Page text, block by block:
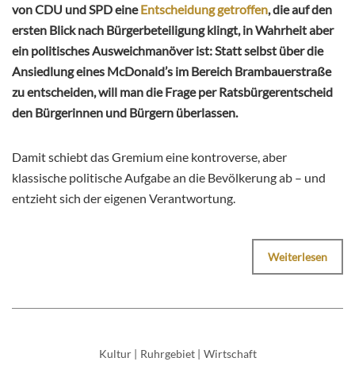
von CDU und SPD eineEntscheidung getroffen, die auf den
ersten Blick nach Bürgerbeteiligung klingt, in Wahrheit aber
ein politisches Ausweichmanöver ist: Statt selbst über die
Ansiedlung eines McDonald’s im Bereich Brambauerstraße
zu entscheiden, will man die Frage per Ratsbürgerentscheid
den Bürgerinnen und Bürgern überlassen.
Damit schiebt das Gremium eine kontroverse, aber
klassische politische Aufgabe an die Bevölkerung ab – und
entzieht sich der eigenen Verantwortung.
Weiterlesen
Kultur | Ruhrgebiet | Wirtschaft